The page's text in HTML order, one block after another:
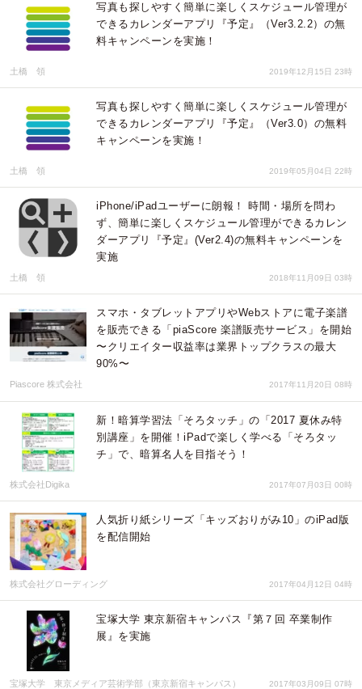
写真も探しやすく簡単に楽しくスケジュール管理が
できるカレンダーアプリ『予定』（Ver3.2.2）の無
料キャンペーンを実施！
土橋 領 2019年12月15日 23時
写真も探しやすく簡単に楽しくスケジュール管理が
できるカレンダーアプリ『予定』（Ver3.0）の無料
キャンペーンを実施！
土橋 領 2019年05月04日 22時
iPhone/iPadユーザーに朗報！ 時間・場所を問わ
ず、簡単に楽しくスケジュール管理ができるカレン
ダーアプリ『予定』(Ver2.4)の無料キャンペーンを
実施
土橋 領 2018年11月09日 03時
スマホ・タブレットアプリやWebストアに電子楽譜
を販売できる「piaScore 楽譜販売サービス」を開始
〜クリエイター収益率は業界トップクラスの最大
90%〜
Piascore 株式会社 2017年11月20日 08時
新！暗算学習法「そろタッチ」の「2017 夏休み特
別講座」を開催！iPadで楽しく学べる「そろタッ
チ」で、暗算名人を目指そう！
株式会社Digika 2017年07月03日 00時
人気折り紙シリーズ「キッズおりがみ10」のiPad版
を配信開始
株式会社グローディング 2017年04月12日 04時
宝塚大学 東京新宿キャンパス『第７回 卒業制作
展』を実施
宝塚大学 東京メディア芸術学部（東京新宿キャンパス） 2017年03月09日 07時